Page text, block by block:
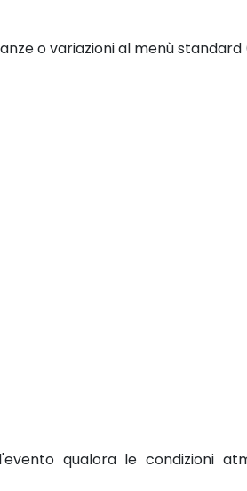
o variazioni al menù
qualora le condizioni